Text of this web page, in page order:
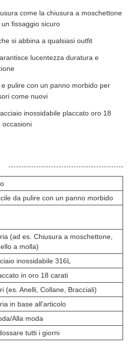
come la chiusura a moschettone
fissaggio sicuro
si abbina a qualsiasi outfit
lucentezza duratura e
pulire con un panno morbido per
come nuovi
inossidabile placcato oro 18
occasioni
da pulire con un panno morbido
(ad es. Chiusura a moschettone,
a molla)
inossidabile 316L
in oro 18 carati
(es. Anelli, Collane, Bracciali)
in base all'articolo
Alla moda
tutti i giorni